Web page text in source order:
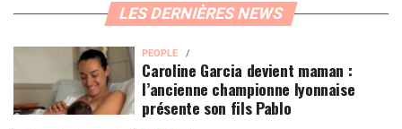
LES DERNIÈRES NEWS
PEOPLE
Caroline Garcia devient maman :
l’ancienne championne lyonnaise
présente son fils Pablo